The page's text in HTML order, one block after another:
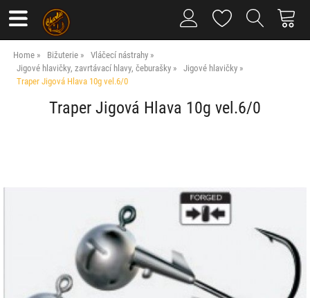
Home Bižuterie
Vláčecí nástrahy
Jigové hlavičky, zavrtávací hlavy, čeburašky
Jigové hlavičky
Traper Jigová Hlava 10g vel.6/0
Traper Jigová Hlava 10g vel.6/0